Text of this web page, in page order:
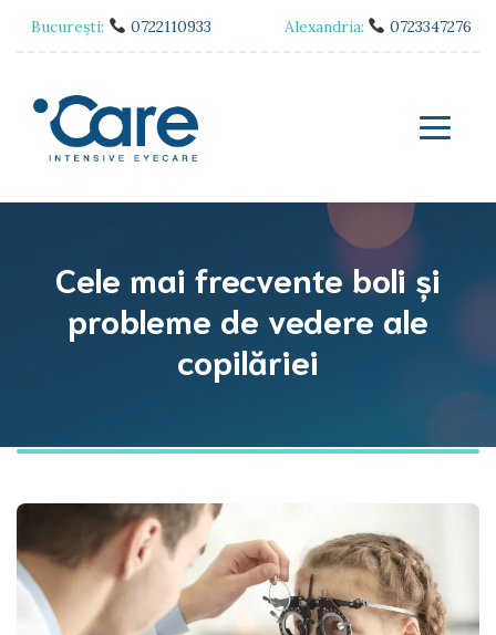
București: 0722110933 Alexandria: 0723347276
Cele mai frecvente boli și
probleme de vedere ale
copilăriei